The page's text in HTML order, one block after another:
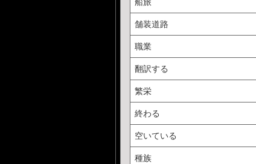
舗装道路
職業
翻訳する
繁栄
終わる
空いている
種族